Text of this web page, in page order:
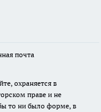
почта
охраняется в
праве и не
то ни было форме, в